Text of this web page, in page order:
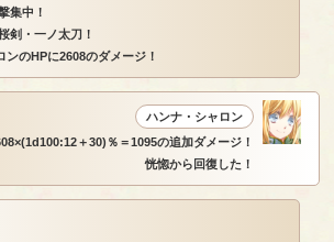
集中！
剣・一ノ太刀！
ンのHPに2608のダメージ！
ハンナ・シャロン
＋30)％＝1095の追加ダメージ！
恍惚から回復した！